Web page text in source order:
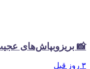
📸 بریزوبپاش‌های عجیب فولاد مبارکه/
۳ روز قبل